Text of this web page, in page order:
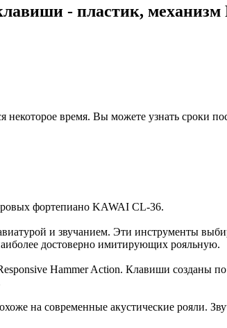
- пластик, механизм
время. Вы можете узнать сроки
фортепиано KAWAI CL-36.
и звучанием. Эти инструменты
достоверно имитирующих рояльную.
Hammer Action. Клавиши созданы
на современные акустические рояли.